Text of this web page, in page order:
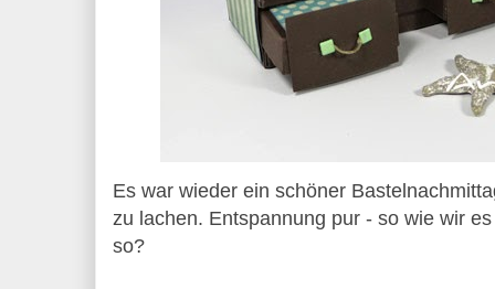
Es war wieder ein schöner
zu lachen. Entspannung pur - so wie wir
so?